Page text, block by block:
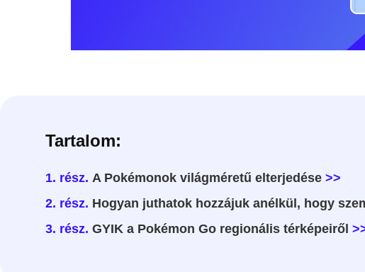
Tartalom:
1. rész. A Pokémonok világméretű elterjedése >>
2. rész. Hogyan juthatok hozzájuk anélkül, hogy
3. rész. GYIK a Pokémon Go regionális térképeiről